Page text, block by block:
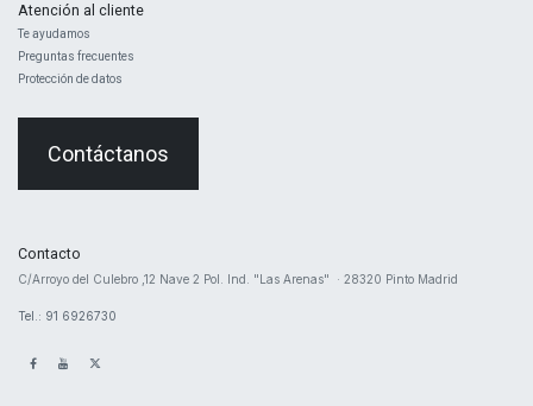
Atención al cliente
Te ayudamos
Preguntas frecuentes
Protección de datos
Contáctanos
Contacto
​C/Arroyo del Culebro ,12 Nave 2 ​Pol. Ind. "Las Arenas" · 28320 Pinto Madrid
Tel.: 91 6926730